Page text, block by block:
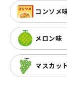
コンソメ
メロン味
マスカッ